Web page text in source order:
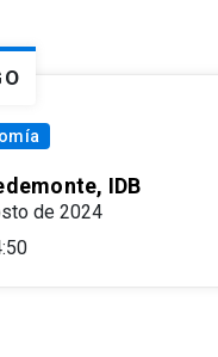
IDB
de 2024